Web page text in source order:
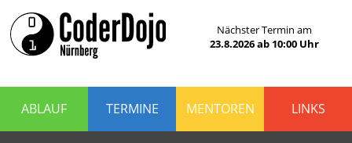
CoderDojo
Das
CoderDojo
Nürnberg
ist
Club
Kinder
und
Nächster Termin am
23.8.2026ab10:00Uhr
ABLAUF TERMINE MENTOREN LINKS